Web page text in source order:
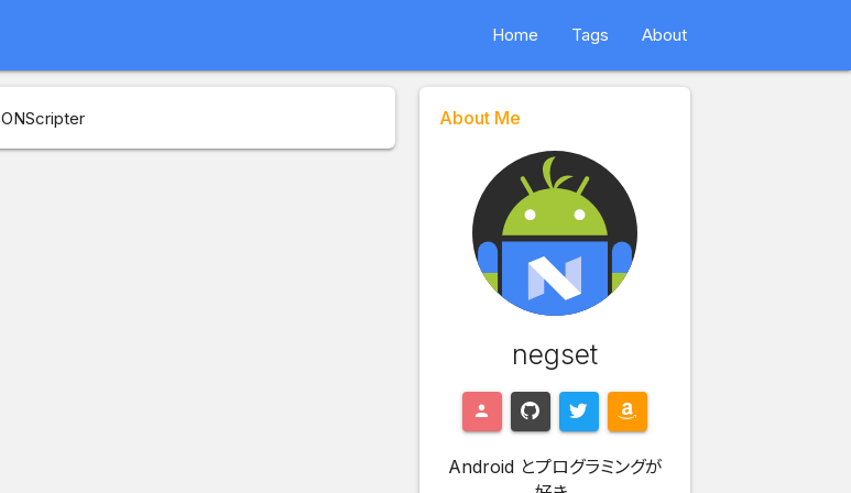
Home Tags About
ONScripter About Me
negset
Android とプログラミングが